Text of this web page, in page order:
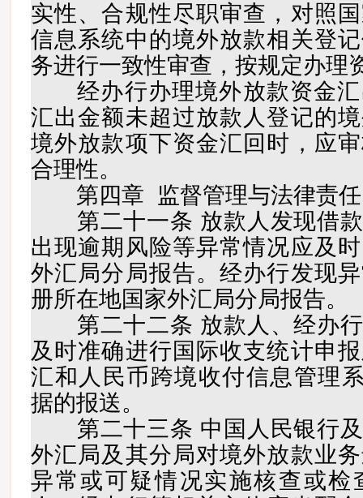
实性、合规性尽职审查，对照
信息系统中的境外放款相关登
务进行一致性审查，按规定办理
经办行办理境外放款资金汇
汇出金额未超过放款人登记的
境外放款项下资金汇回时，应
合理性。
第四章 监督管理与法律责任
第二十一条 放款人发现借款
出现逾期风险等异常情况应及
外汇局分局报告。经办行发现
册所在地国家外汇局分局报告。
第二十二条 放款人、经办行
及时准确进行国际收支统计申
汇和人民币跨境收付信息管理
据的报送。
第二十三条 中国人民银行及
外汇局及其分局对境外放款业
异常或可疑情况实施核查或检